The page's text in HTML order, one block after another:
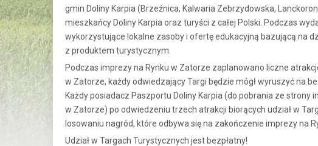
gmin Doliny Karpia (Brzeźnica, Kalwaria Zebrzydowska,
mieszkańcy Doliny Karpia oraz turyści z całej Polski. Podczas
wykorzystujące lokalne zasoby i ofertę edukacyjną bazującą na
z produktem turystycznym.
Podczas imprezy na Rynku w Zatorze zaplanowano liczne
w Zatorze, każdy odwiedzający Targi będzie mógł wyruszyć na
Każdy posiadacz Paszportu Doliny Karpia (do pobrania ze strony
w Zatorze) po odwiedzeniu trzech atrakcji biorących udział w
losowaniu nagród, które odbywa się na zakończenie imprezy na
Udział w Targach Turystycznych jest bezpłatny!